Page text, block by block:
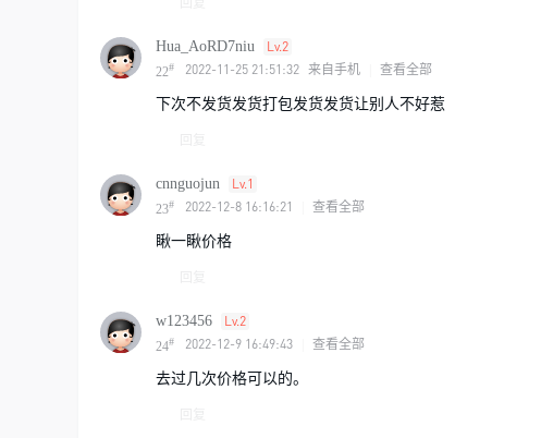
Hua_AoRD7niu Lv.2
22# 2022-11-25 21:51:32 来自手机 查看全部
下次不发货发货打包发货发货让别人不好惹
cnnguojun Lv.1
23# 2022-12-8 16:16:21 查看全部
瞅一瞅价格
w123456 Lv.2
24# 2022-12-9 16:49:43 查看全部
去过几次价格可以的。